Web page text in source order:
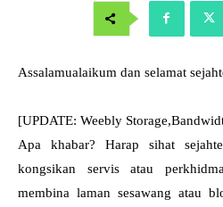
Assalamualaikum dan selamat
[UPDATE: Weebly
Apa khabar? Harap sihat
kongsikan servis atau
membina laman sesawang atau